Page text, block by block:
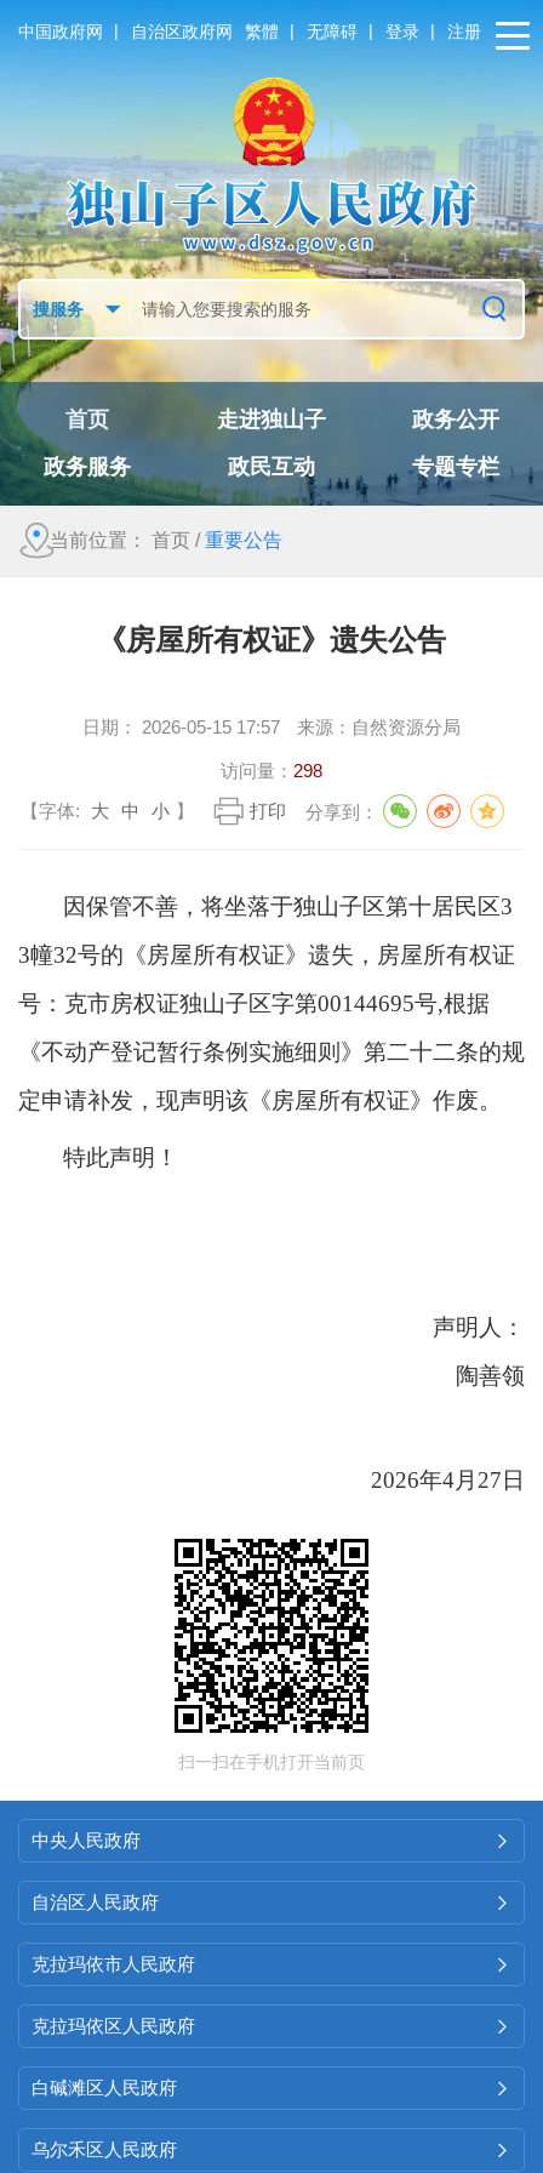
中国政府网 | 自治区政府网 繁體 | 无障碍 | 登录 | 注册
首页 走进独山子
政务公开
政务服务
政民互动 专题专栏
当前位置： 首页 /重要公告
《房屋所有权证》遗失公告
日期： 2026-05-15 17:57 来源： 自然资源分局
访问量： 298
【字体:
大 中 小 】 打印 分享到：
因保管不善，将坐落于独山子区第十居民区3
3幢32号的《房屋所有权证》遗失，房屋所有权证
号：克市房权证独山子区字第00144695号,根据
《不动产登记暂行条例实施细则》第二十二条的规
定申请补发，现声明该《房屋所有权证》作废。
特此声明！
声明人：
陶善领
2026年4月27日
扫一扫在手机打开当前页
中央人民政府 
自治区人民政府 
克拉玛依市人民政府 
克拉玛依区人民政府 
白碱滩区人民政府 
乌尔禾区人民政府 